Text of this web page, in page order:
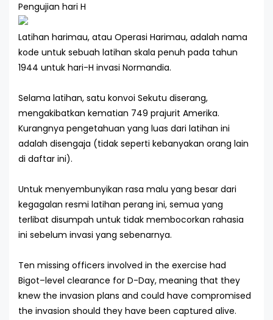
Pengujian hari H
Latihan harimau, atau Operasi Harimau, adalah nama
kode untuk sebuah latihan skala penuh pada tahun
1944 untuk hari-H invasi Normandia.
Selama latihan, satu konvoi Sekutu diserang,
mengakibatkan kematian 749 prajurit Amerika.
Kurangnya pengetahuan yang luas dari latihan ini
adalah disengaja (tidak seperti kebanyakan orang lain
di daftar ini).
Untuk menyembunyikan rasa malu yang besar dari
kegagalan resmi latihan perang ini, semua yang
terlibat disumpah untuk tidak membocorkan rahasia
ini sebelum invasi yang sebenarnya.
Ten missing officers involved in the exercise had
Bigot–level clearance for D-Day, meaning that they
knew the invasion plans and could have compromised
the invasion should they have been captured alive.